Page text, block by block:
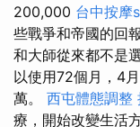
200,000 台中按摩
些戰爭和帝國的回
和大師從來都不是
以使用72個月，4
萬。 西屯體態調整
療，開始改變生活